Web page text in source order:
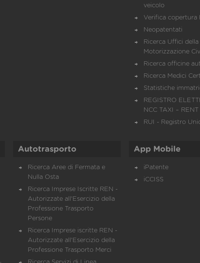
veicolo
Verifica copertura
Neopatentati
Ricerca Uffici della
Motorizzazione
Ricerca officine
Ricerca Medici
Statistiche
REGISTRO
NCC TAXI – RENT
RUI - Registro
Autotrasporto
Ricerca Aree di Fermata e
Nulla Osta
Ricerca Imprese Iscritte REN -
Autorizzate all'Esercizio della
Professione Trasporto
Persone
Ricerca Imprese iscritte REN -
Autorizzate all'Esercizio della
Professione Trasporto Merci
App Mobile
iPatente
iCCISS